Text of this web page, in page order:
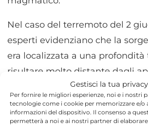
Gestisci la tua privacy
Per fornire le migliori esperienze, noi e i nostri
tecnologie come i cookie per memorizzare e/o
informazioni del dispositivo. Il consenso a
permetterà a noi e ai nostri partner di
Nel caso del terremoto del 2
esperti evidenziano che la
era localizzata a una profondità
risultare molto distante dagli
vulcanici del Tirreno meridionale.
Per questo motivo, allo stato